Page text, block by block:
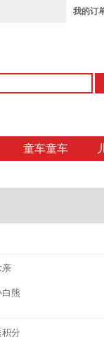
我的订
童车童车
亲
白熊
积分